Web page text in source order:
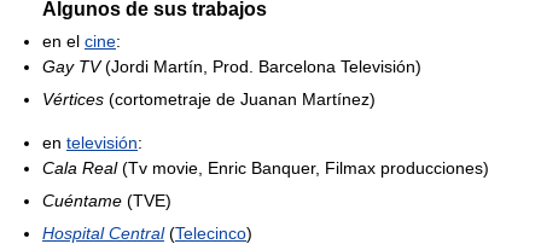
Algunos de sus trabajos
en el cine:
Gay TV(Jordi Martín, Prod. Barcelona Televisión)
Vértices (cortometraje de Juanan Martínez)
en televisión:
Cala Real(Tv movie, Enric Banquer, Filmax producciones)
Cuéntame (TVE)
Hospital Central(Telecinco)